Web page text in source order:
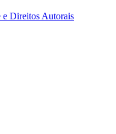
e Direitos Autorais